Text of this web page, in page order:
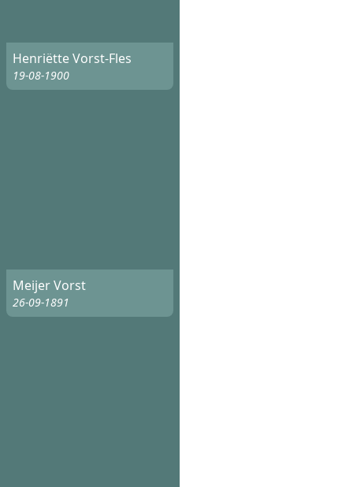
Henriëtte Vorst-Fles
19-08-1900
Meijer Vorst
26-09-1891